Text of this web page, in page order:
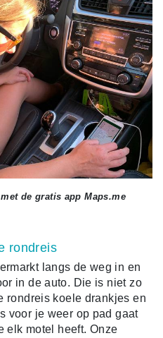
de gratis app Maps.me
rondreis
langs de weg in en
in de auto. Die is niet zo
rondreis koele drankjes en
voor je weer op pad gaat
elk motel heeft. Onze